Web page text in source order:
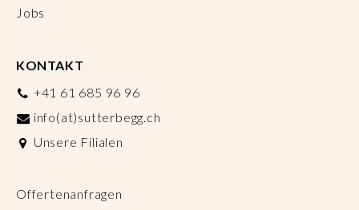
Jobs
KONTAKT
+41 61 685 96 96
info(at)sutterbegg.ch
Unsere Filialen
Offertenanfragen